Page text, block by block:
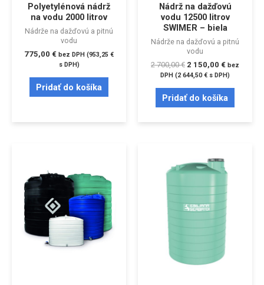
Polyetylénová nádrž
na vodu 2000 litrov
Nádrže na dažďovú a pitnú
vodu
775,00 € bez DPH (953,25 €
s DPH)
Pridať do košíka
Nádrž na dažďovú
vodu 12500 litrov
SWIMER – biela
Nádrže na dažďovú a pitnú
vodu
2 700,00€ 2 150,00 € bez
DPH (2 644,50€ s DPH)
Pridať do košíka